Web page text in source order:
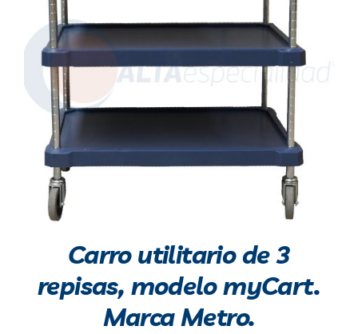
Carro utilitario de 3
repisas, modelo myCart.
Marca Metro.